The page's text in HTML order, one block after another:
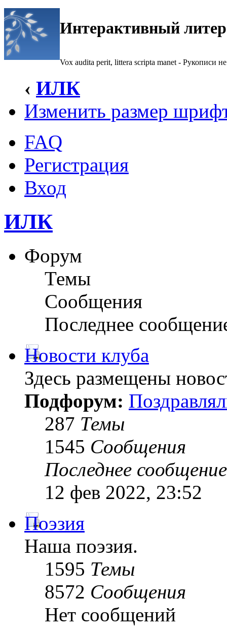
Интерактивный
Vox audita perit, littera scripta manet - Рукописи не
‹ ИЛК
Изменить размер
FAQ
Регистрация
Вход
ИЛК
Форум
Темы
Сообщения
Последнее
Новости клуба
Здесь размещены
Подфорум:
287 Темы
1545 Сообщения
Последнее сообщение
12 фев 2022, 23:52
Поэзия
Наша поэзия.
1595 Темы
8572 Сообщения
Нет сообщений